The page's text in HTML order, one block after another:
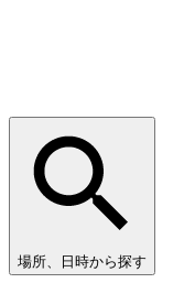
場所、日時から探す